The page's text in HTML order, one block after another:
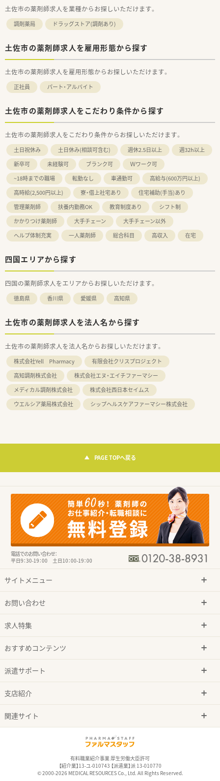
土佐市の薬剤師求人を業種からお探しいただけます。
調剤薬局 ドラッグストア(調剤あり)
土佐市の薬剤師求人を雇用形態から探す
土佐市の薬剤師求人を雇用形態からお探しいただけます。
正社員 パート・アルバイト
土佐市の薬剤師求人をこだわり条件から探す
土佐市の薬剤師求人をこだわり条件からお探しいただけます。
土日祝休み 土日休み(相談可含む) 週休2.5日以上
週32h以上
新卒可
未経験可 ブランク可
Ｗワーク可
~18時までの職場
転勤なし 車通勤可
高給与(600万円以上)
高時給(2,500円以上)
寮・借上社宅あり
住宅補助(手当)あり
管理薬剤師
扶養内勤務OK 教育制度あり
シフト制
かかりつけ薬剤師
大手チェーン
大手チェーン以外
ヘルプ体制充実
一人薬剤師 総合科目 高収入 在宅
四国エリアから探す
四国の薬剤師求人をエリアからお探しいただけます。
徳島県 香川県 愛媛県 高知県
土佐市の薬剤師求人を法人名から探す
土佐市の薬剤師求人を法人名からお探しいただけます。
株式会社Yell Pharmacy
有限会社クリスプロジェクト
高知調剤株式会社
株式会社エヌ・エイチファーマシー
メディカル調剤株式会社
株式会社西日本セイムス
ウエルシア薬局株式会社
シップヘルスケアファーマシー株式会社
PAGE TOPへ戻る
電話でのお問い合わせ：
平日9：30-19：00 土日10：00-19：00
サイトメニュー
お問い合わせ
求人特集
おすすめコンテンツ
派遣サポート
支店紹介
関連サイト
有料職業紹介事業 厚生労働大臣許可
【紹介業】13-ユ-010743 【派遣業】派 13-010770
© 2000-2026 MEDICAL RESOURCES Co., Ltd. All Rights Reserved.